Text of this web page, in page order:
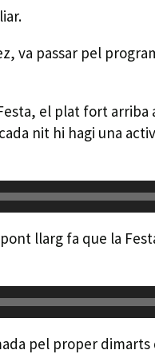
va passar pel
el plat fort
nit hi hagi una
llarg fa que la
pel proper